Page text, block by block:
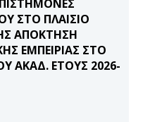
ΣΤΟ ΠΛΑΙΣΙΟ
ΑΠΟΚΤΗΣΗ
ΕΜΠΕΙΡΙΑΣ ΣΤΟ
ΑΚΑΔ. ΕΤΟΥΣ 2026-